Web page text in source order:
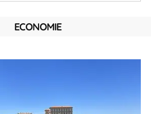
ECONOMIE